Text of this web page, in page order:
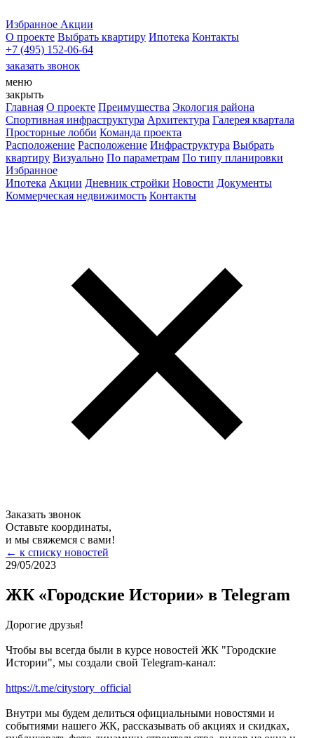
Избранное Акции
О проекте Выбрать квартиру Ипотека Контакты
+7 (495) 152-06-64
заказать звонок
меню
закрыть
Главная О проекте Преимущества Экология района
Спортивная инфраструктура Архитектура Галерея квартала
Просторные лобби Команда проекта
Расположение Расположение Инфраструктура Выбрать
квартиру Визуально По параметрам По типу планировки
Избранное
Ипотека Акции Дневник стройки Новости Документы
Коммерческая недвижимость Контакты
Заказать звонок
Оставьте координаты,
и мы свяжемся с вами!
← к списку новостей
29/05/2023
ЖК «Городские Истории» в Telegram
Дорогие друзья!
Чтобы вы всегда были в курсе новостей ЖК "Городские
Истории", мы создали свой Telegram-канал:
https://t.me/citystory_official
Внутри мы будем делиться официальными новостями и
событиями нашего ЖК, рассказывать об акциях и скидках,